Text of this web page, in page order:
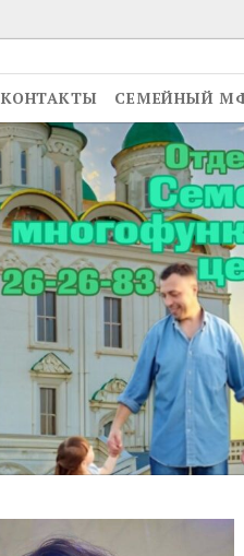
КОНТАКТЫ СЕМЕЙНЫЙ